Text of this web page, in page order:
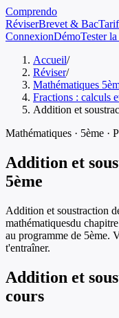
Comprendo
RéviserBrevet & Bac
ConnexionDémoTester
Accueil/
Réviser/
Mathématiques
Fractions : calculs
Addition et
Mathématiques · 5ème ·
Addition et
5ème
Addition et soustraction
mathématiquesdu
au programme de 5ème.
t'entraîner.
Addition et
cours